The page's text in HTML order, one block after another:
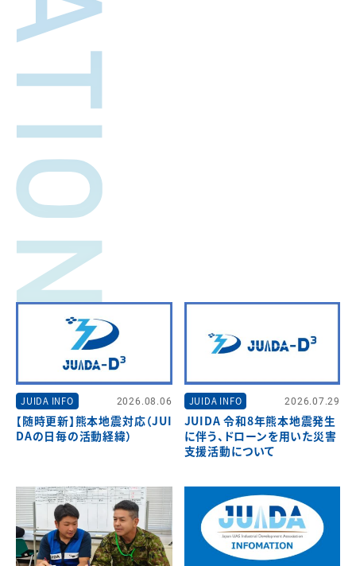
JUIDA INFO 2026.08.06
【随時更新】熊本地震対応（JUI
DAの日毎の活動経緯）
JUIDA INFO 2026.07.29
JUIDA 令和8年熊本地震発生
に伴う、ドローンを用いた災害
支援活動について